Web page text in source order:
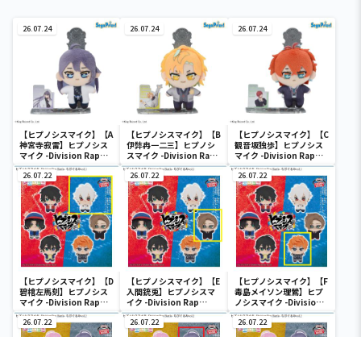
26.07.24
【ヒプノシスマイク】【A
神宮寺寂雷】ヒプノシス
マイク -Division Rap
Battle- アクぬい For
Amusement“麻天
狼”（EX）
26.07.24
【ヒプノシスマイク】【B
伊弉冉一二三】ヒプノシ
スマイク -Division Rap
Battle- アクぬい For
Amusement“麻天
狼”（EX）
26.07.24
【ヒプノシスマイク】【C
観音坂独歩】ヒプノシス
マイク -Division Rap
Battle- アクぬい For
Amusement“麻天
狼”（EX）
26.07.22
【ヒプノシスマイク】【D
碧棺左馬刻】ヒプノシス
マイク -Division Rap
Battle- ちびぐるみvol.1
26.07.22
【ヒプノシスマイク】【E
入間銃兎】ヒプノシスマ
イク -Division Rap
Battle- ちびぐるみvol.1
26.07.22
【ヒプノシスマイク】【F
毒島メイソン理鶯】ヒプ
ノシスマイク -Division
Rap Battle- ちびぐるみ
vol.1
26.07.22 26.07.22 26.07.22